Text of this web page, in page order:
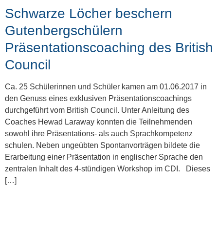
Schwarze Löcher beschern
Gutenbergschülern
Präsentationscoaching des British
Council
Ca. 25 Schülerinnen und Schüler kamen am 01.06.2017 in
den Genuss eines exklusiven Präsentationscoachings
durchgeführt vom British Council. Unter Anleitung des
Coaches Hewad Laraway konnten die Teilnehmenden
sowohl ihre Präsentations- als auch Sprachkompetenz
schulen. Neben ungeübten Spontanvorträgen bildete die
Erarbeitung einer Präsentation in englischer Sprache den
zentralen Inhalt des 4-stündigen Workshop im CDI. Dieses
[…]